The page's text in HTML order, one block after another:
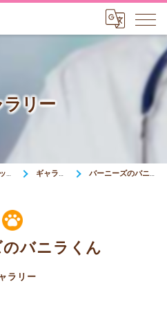
リー
茨城県の動物病院はうめ・くりペット診療所 ギャラリー バーニーズのバニラくん
ラリー
バニラくん